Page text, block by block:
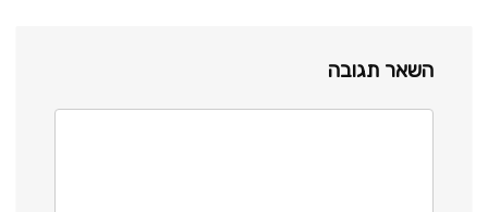
השאר תגובה